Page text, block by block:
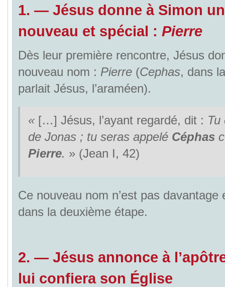
1. — Jésus donne à Simon
nouveau et spécial : Pierre
Dès leur première rencontre, Jésus
nouveau nom : Pierre(Cephas, dans
parlait Jésus, l’araméen).
« […] Jésus, l’ayant regardé, dit :
de Jonas ; tu seras appelé Céphas
Pierre. » (Jean I, 42)
Ce nouveau nom n’est pas davantage
dans la deuxième étape.
2. — Jésus annonce à
lui confiera son Église